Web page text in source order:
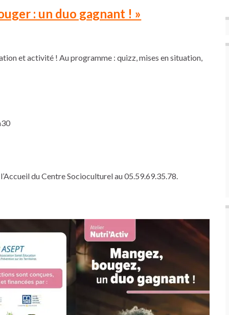
: un duo gagnant ! »
et activité ! Au programme : quizz, mises en situation,
du Centre Socioculturel au 05.59.69.35.78.